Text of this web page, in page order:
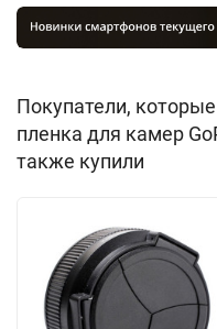
Покупатели,
пленка для камер
также купили